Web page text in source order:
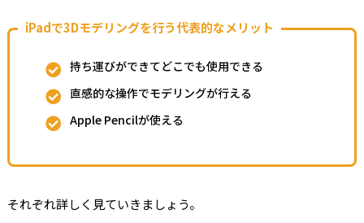
iPadで3Dモデリングを行う代表的なメリット
持ち運びができてどこでも使用できる
直感的な操作でモデリングが行える
Apple Pencilが使える
それぞれ詳しく見ていきましょう。